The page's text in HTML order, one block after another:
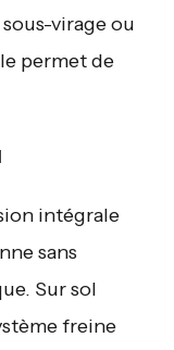
virage ou
permet de
intégrale
sans
Sur sol
freine